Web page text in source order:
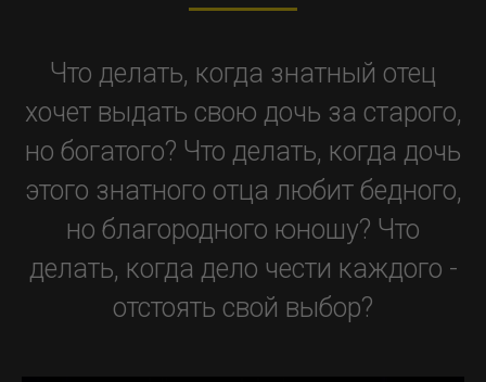
Что делать, когда знатный отец
хочет выдать свою дочь за старого,
но богатого? Что делать, когда дочь
этого знатного отца любит бедного,
но благородного юношу? Что
делать, когда дело чести каждого -
отстоять свой выбор?